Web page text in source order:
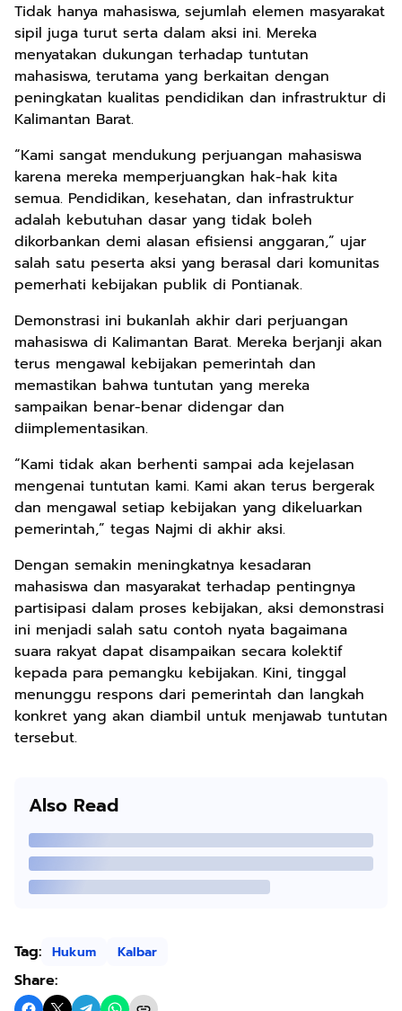
Tidak hanya mahasiswa, sejumlah elemen masyarakat
sipil juga turut serta dalam aksi ini. Mereka
menyatakan dukungan terhadap tuntutan
mahasiswa, terutama yang berkaitan dengan
peningkatan kualitas pendidikan dan infrastruktur di
Kalimantan Barat.
“Kami sangat mendukung perjuangan mahasiswa
karena mereka memperjuangkan hak-hak kita
semua. Pendidikan, kesehatan, dan infrastruktur
adalah kebutuhan dasar yang tidak boleh
dikorbankan demi alasan efisiensi anggaran,” ujar
salah satu peserta aksi yang berasal dari komunitas
pemerhati kebijakan publik di Pontianak.
Demonstrasi ini bukanlah akhir dari perjuangan
mahasiswa di Kalimantan Barat. Mereka berjanji akan
terus mengawal kebijakan pemerintah dan
memastikan bahwa tuntutan yang mereka
sampaikan benar-benar didengar dan
diimplementasikan.
“Kami tidak akan berhenti sampai ada kejelasan
mengenai tuntutan kami. Kami akan terus bergerak
dan mengawal setiap kebijakan yang dikeluarkan
pemerintah,” tegas Najmi di akhir aksi.
Dengan semakin meningkatnya kesadaran
mahasiswa dan masyarakat terhadap pentingnya
partisipasi dalam proses kebijakan, aksi demonstrasi
ini menjadi salah satu contoh nyata bagaimana
suara rakyat dapat disampaikan secara kolektif
kepada para pemangku kebijakan. Kini, tinggal
menunggu respons dari pemerintah dan langkah
konkret yang akan diambil untuk menjawab tuntutan
tersebut.
Also Read
Tag: Hukum Kalbar
Share: